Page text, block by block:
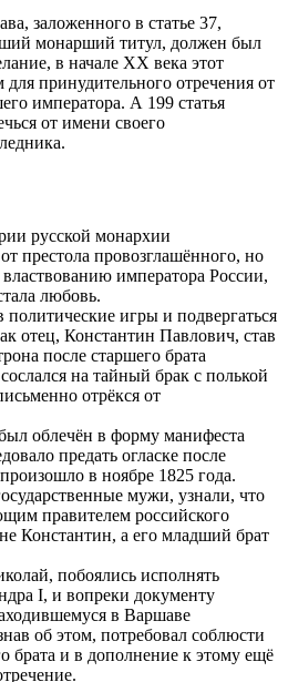
заложенного в статье 37,
монарший титул, должен был
в начале ХХ века этот
принудительного отречения от
императора. А 199 статья
от имени своего
русской монархии
престола провозглашённого, но
императора России,
любовь.
игры и подвергаться
отец, Константин Павлович, став
после старшего брата
на тайный брак с полькой
отрёкся от
облечён в форму манифеста
предать огласке после
в ноябре 1825 года.
мужи, узнали, что
правителем российского
Константин, а его младший брат
побоялись исполнять
I, и вопреки документу
в Варшаве
об этом, потребовал соблюсти
брата и в дополнение к этому ещё